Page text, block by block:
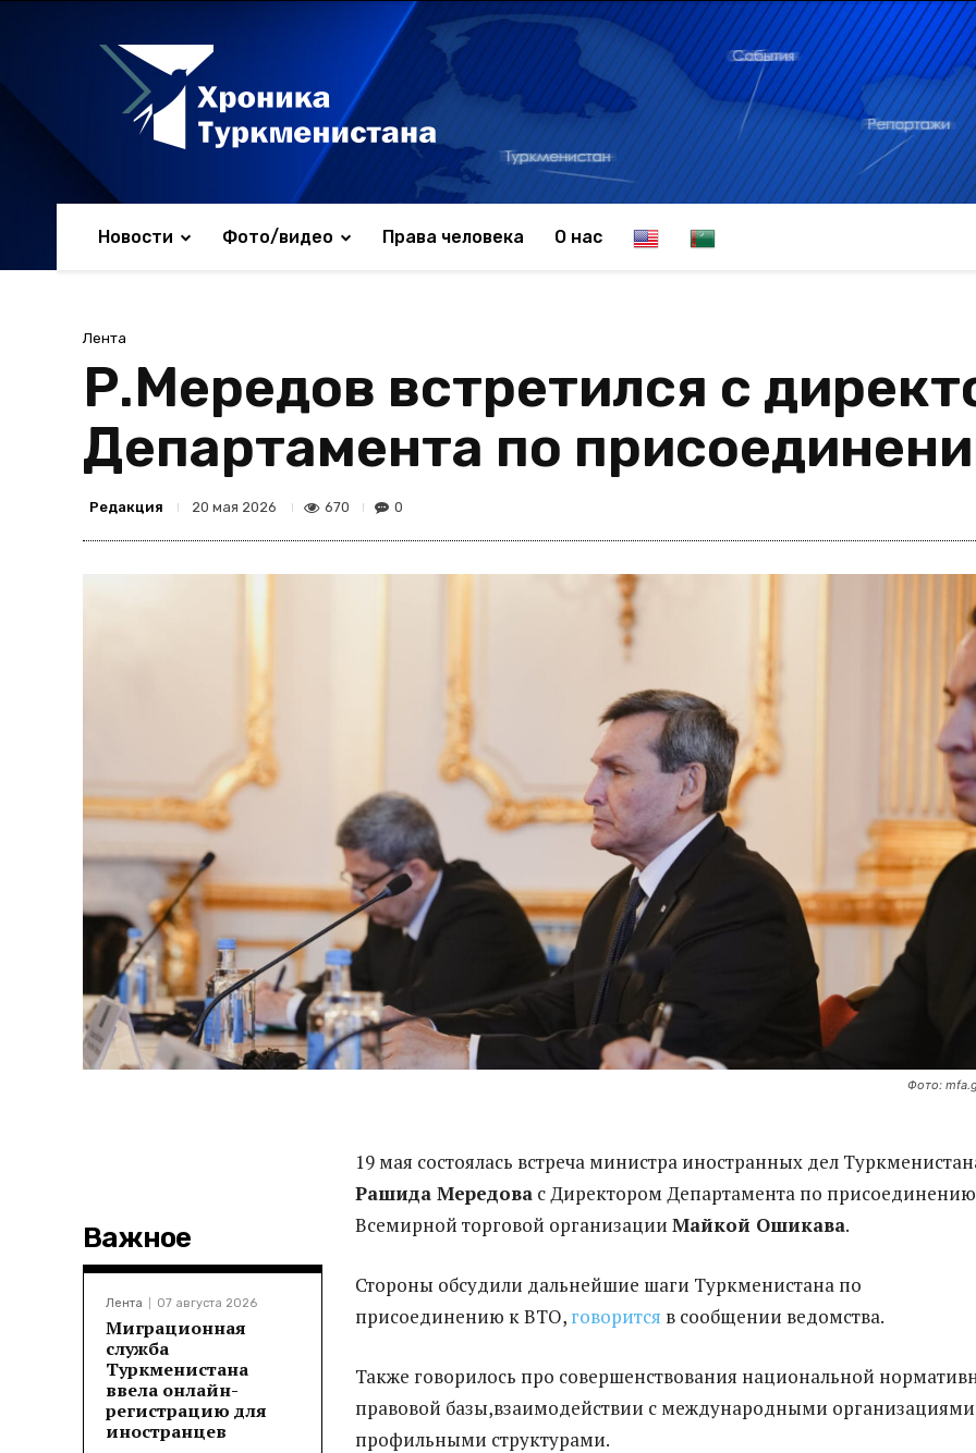
Новости Фото/видео Права человека О нас E T
k
c
e
Лента
Р.Мередов встретился с
Департамента по
Редакция 20 мая 2026 670 0
Фото:
Важное
Лента 07 августа 2026
Миграционная
служба
Туркменистана
ввела онлайн-
регистрацию для
иностранцев
19 мая состоялась встреча министра иностранных дел
Рашида Мередова с Директором Департамента по
Всемирной торговой организации Майкой Ошикава.
Стороны обсудили дальнейшие шаги Туркменистана по
присоединению к ВТО, говорится в сообщении ведомства.
Также говорилось про совершенствования национальной
правовой базы,взаимодействии с международными
профильными структурами.